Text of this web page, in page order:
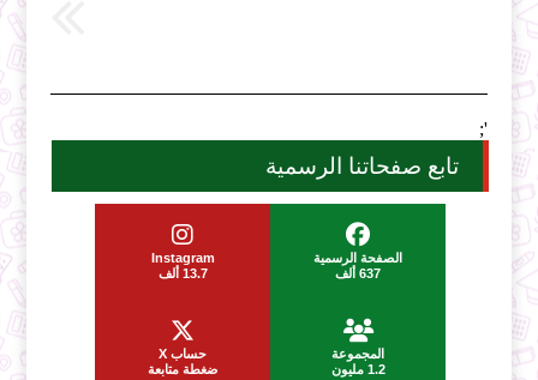
';
تابع صفحاتنا الرسمية
الصفحة الرسمية
637 ألف
Instagram
13.7 ألف
المجموعة
1.2 مليون
حساب X
ضغطة متابعة